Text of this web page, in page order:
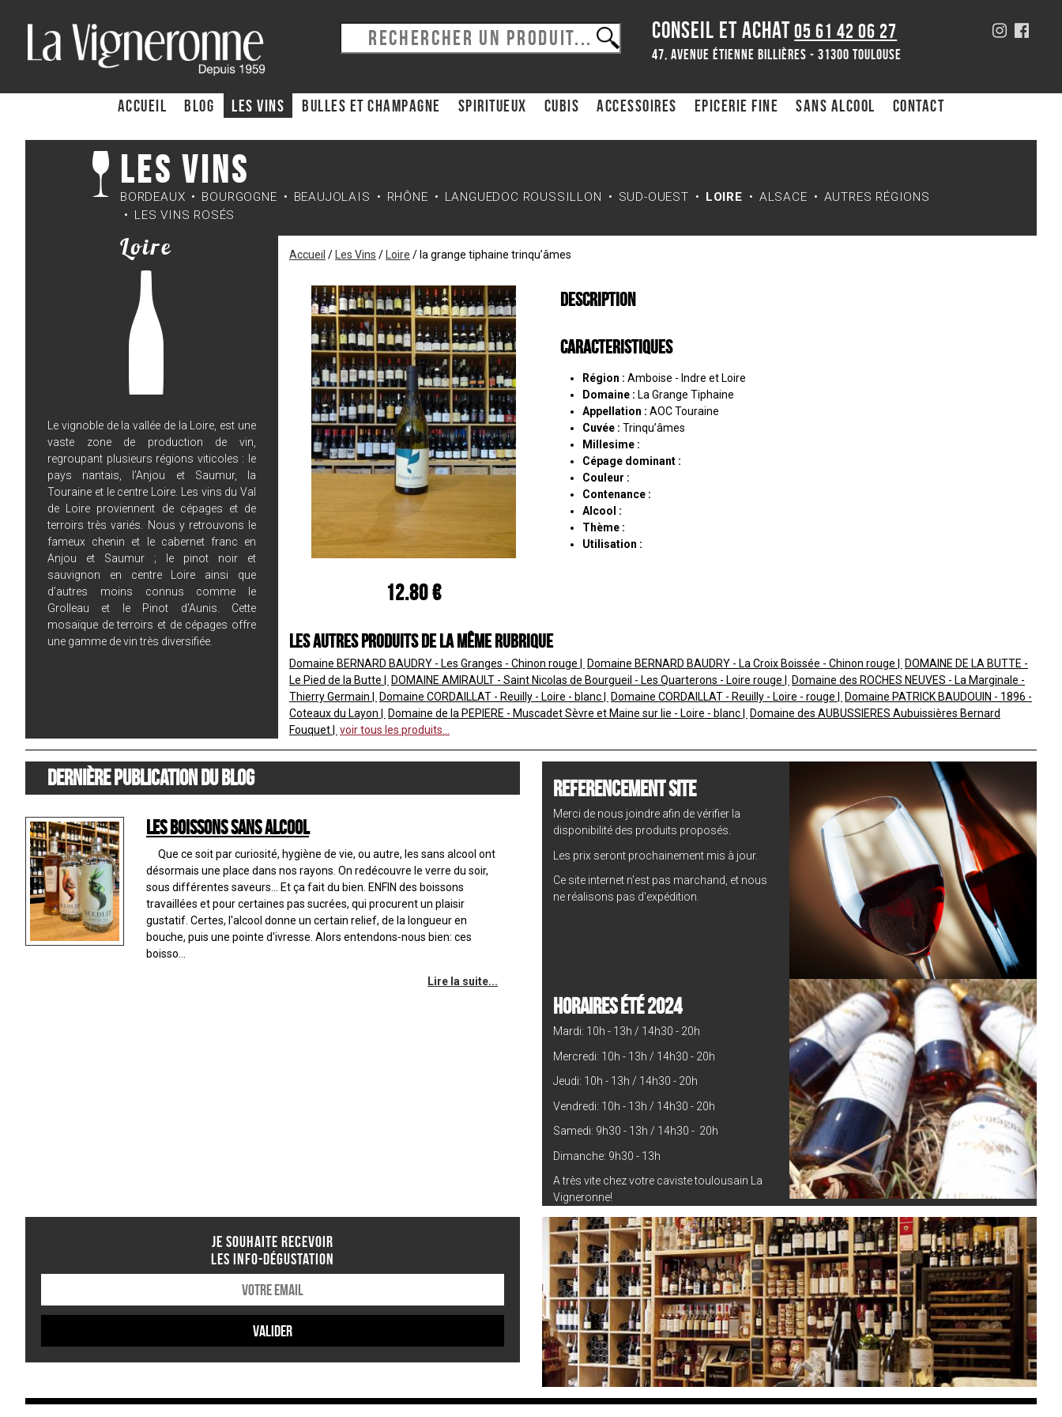
CONSEIL ET ACHAT 05 61 42 06 27
47, avenue Étienne Billières - 31300 toulouse
ACCUEIL Blog Les Vins Bulles et Champagne Spiritueux CUBIS ACCESSOIRES Epicerie fine Sans alcool Contact
Les Vins
BORDEAUX BOURGOGNE BEAUJOLAIS RHÔNE LANGUEDOC ROUSSILLON SUD-OUEST LOIRE ALSACE
AUTRES RÉGIONS
LES VINS ROSÉS
Loire
Le vignoble de la vallée de la Loire, est une
vaste zone de production de vin,
regroupant plusieurs régions viticoles : le
pays nantais, l’Anjou et Saumur, la
Touraine et le centre Loire. Les vins du Val
de Loire proviennent de cépages et de
terroirs très variés. Nous y retrouvons le
fameux chenin et le cabernet franc en
Anjou et Saumur ; le pinot noir et
sauvignon en centre Loire ainsi que
d’autres moins connus comme le
Grolleau et le Pinot d’Aunis. Cette
mosaïque de terroirs et de cépages offre
une gamme de vin très diversifiée.
Accueil / Les Vins / Loire / la grange tiphaine trinqu’âmes
12.80 €
Description
Caracteristiques
Région : Amboise - Indre et Loire
Domaine : La Grange Tiphaine
Appellation : AOC Touraine
Cuvée : Trinqu’âmes
Millesime :
Cépage dominant :
Couleur :
Contenance :
Alcool :
Thème :
Utilisation :
Les autres produits de la même rubrique
Domaine BERNARD BAUDRY - Les Granges - Chinon rouge Domaine BERNARD BAUDRY - La Croix Boissée - Chinon rouge
DOMAINE DE LA BUTTE -
Le Pied de la Butte
DOMAINE AMIRAULT - Saint Nicolas de Bourgueil - Les Quarterons - Loire rouge
Domaine des ROCHES NEUVES - La Marginale -
Thierry Germain
Domaine CORDAILLAT - Reuilly - Loire - blanc Domaine CORDAILLAT - Reuilly - Loire - rouge
Domaine PATRICK BAUDOUIN - 1896 -
Coteaux du Layon
Domaine de la PEPIERE - Muscadet Sèvre et Maine sur lie - Loire - blanc
Domaine des AUBUSSIERES Aubuissières Bernard
Fouquet
voir tous les produits...
Dernière publication du blog
Les boissons sans alcool
Que ce soit par curiosité, hygiène de vie, ou autre, les sans alcool ont
désormais une place dans nos rayons. On redécouvre le verre du soir,
sous différentes saveurs... Et ça fait du bien. ENFIN des boissons
travaillées et pour certaines pas sucrées, qui procurent un plaisir
gustatif. Certes, l'alcool donne un certain relief, de la longueur en
bouche, puis une pointe d'ivresse. Alors entendons-nous bien: ces
boisso...
Lire la suite...
REFERENCEMENT SITE
Merci de nous joindre afin de vérifier la
disponibilité des produits proposés.
Les prix seront prochainement mis à jour.
Ce site internet n'est pas marchand, et nous
ne réalisons pas d'expédition.
HORAIRES ÉTÉ 2024
Mardi: 10h - 13h / 14h30 - 20h
Mercredi: 10h - 13h / 14h30 - 20h
Jeudi: 10h - 13h / 14h30 - 20h
Vendredi: 10h - 13h / 14h30 - 20h
Samedi: 9h30 - 13h / 14h30 - 20h
Dimanche: 9h30 - 13h
A très vite chez votre caviste toulousain La
Vigneronne!
JE SOUHAITE RECEVOIR
LES INFO-DÉGUSTATION